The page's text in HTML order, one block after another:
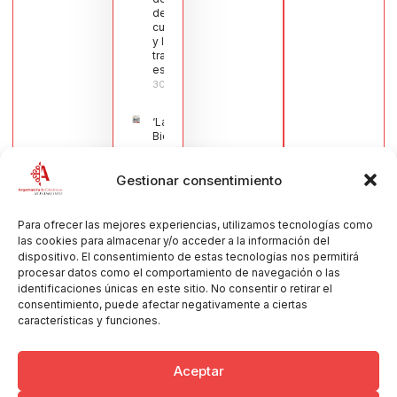
Gestionar consentimiento
Para ofrecer las mejores experiencias, utilizamos tecnologías como
las cookies para almacenar y/o acceder a la información del
dispositivo. El consentimiento de estas tecnologías nos permitirá
procesar datos como el comportamiento de navegación o las
identificaciones únicas en este sitio. No consentir o retirar el
consentimiento, puede afectar negativamente a ciertas
características y funciones.
Aceptar
de la
cuchillería
y la navaja
tradicional
española
30/07/2026
‘La
Bienvenida’,
estampa de
de la Virgen
Muñoz
Muñoz,
anuncia las
Fiestas
Patronales
2026
30/07/2026